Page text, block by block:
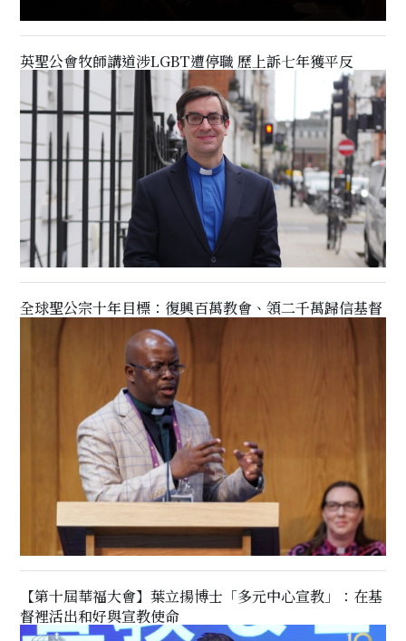
英聖公會牧師講道涉LGBT遭停職 歷上訴七年獲平反
全球聖公宗十年目標：復興百萬教會、領二千萬歸信基督
【第十屆華福大會】葉立揚博士「多元中心宣教」：在基
督裡活出和好與宣教使命